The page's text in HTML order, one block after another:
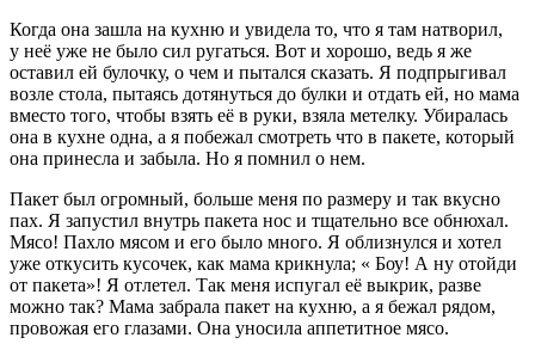
Когда она зашла на кухню и увидела то, что я там натворил,
у неё уже не было сил ругаться. Вот и хорошо, ведь я же
оставил ей булочку, о чем и пытался сказать. Я подпрыгивал
возле стола, пытаясь дотянуться до булки и отдать ей, но мама
вместо того, чтобы взять её в руки, взяла метелку. Убиралась
она в кухне одна, а я побежал смотреть что в пакете, который
она принесла и забыла. Но я помнил о нем.
Пакет был огромный, больше меня по размеру и так вкусно
пах. Я запустил внутрь пакета нос и тщательно все обнюхал.
Мясо! Пахло мясом и его было много. Я облизнулся и хотел
уже откусить кусочек, как мама крикнула; « Боу! А ну отойди
от пакета»! Я отлетел. Так меня испугал её выкрик, разве
можно так? Мама забрала пакет на кухню, а я бежал рядом,
провожая его глазами. Она уносила аппетитное мясо.